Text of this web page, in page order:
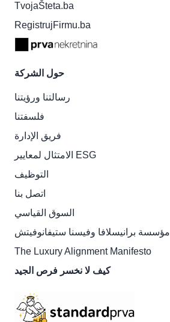
TvojaŠteta.ba
RegistrujFirmu.ba
حول الشركة
رسالتنا ورؤيتنا
فلسفتنا
فريق الإدارة
الامتثال لمعايير ESG
التوظيف
اتصل بنا
السوق القياسي
مؤسسة برانيسلافا وفيسنا ستيفانوفيتش
The Luxury Alignment Manifesto
كيف لا نخسر فرص الجيد